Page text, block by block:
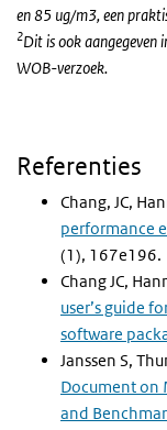
en 85 ug/m3, een
2Dit is ook aangegeven
WOB-verzoek.
Referenties
Chang, JC,
performance
(1), 167e196.
Chang JC,
user’s guide
software
Janssen S,
Document on
and